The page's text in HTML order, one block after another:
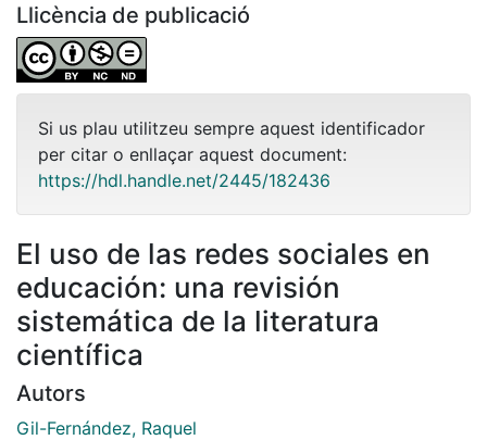
Llicència de publicació
Si us plau utilitzeu sempre aquest identificador
per citar o enllaçar aquest document:
https://hdl.handle.net/2445/182436
El uso de las redes sociales en
educación: una revisión
sistemática de la literatura
científica
Autors
Gil-Fernández, Raquel